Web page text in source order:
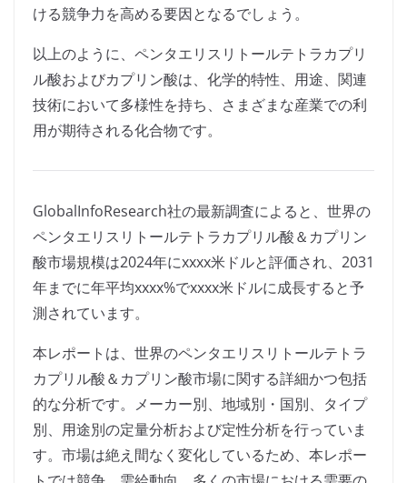
ける競争力を高める要因となるでしょう。
以上のように、ペンタエリスリトールテトラカプリ
ル酸およびカプリン酸は、化学的特性、用途、関連
技術において多様性を持ち、さまざまな産業での利
用が期待される化合物です。
GlobalInfoResearch社の最新調査によると、世界の
ペンタエリスリトールテトラカプリル酸＆カプリン
酸市場規模は2024年にxxxx米ドルと評価され、2031
年までに年平均xxxx%でxxxx米ドルに成長すると予
測されています。
本レポートは、世界のペンタエリスリトールテトラ
カプリル酸＆カプリン酸市場に関する詳細かつ包括
的な分析です。メーカー別、地域別・国別、タイプ
別、用途別の定量分析および定性分析を行っていま
す。市場は絶え間なく変化しているため、本レポー